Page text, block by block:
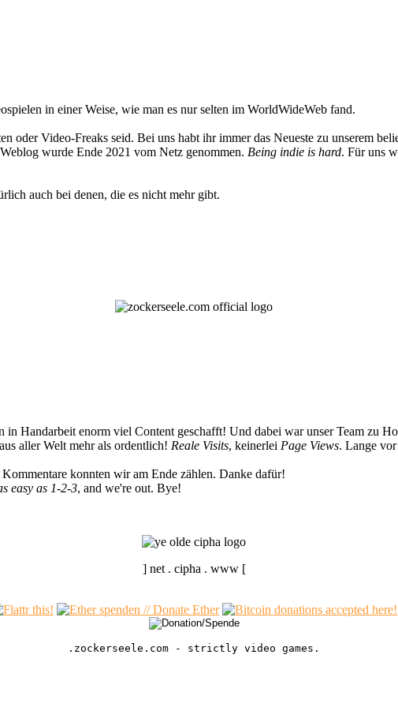
in einer Weise, wie man es nur selten im WorldWideWeb fand.
oder Video-Freaks seid. Bei uns habt ihr immer das Neueste zu unserem
wurde Ende 2021 vom Netz genommen. Being indie is hard. Für uns
auch bei denen, die es nicht mehr gibt.
Handarbeit enorm viel Content geschafft! Und dabei war unser Team zu
aller Welt mehr als ordentlich! Reale Visits, keinerlei Page Views. Lange
konnten wir am Ende zählen. Danke dafür!
easy as 1-2-3, and we're out. Bye!
] net . cipha . www [
.zockerseele.com - strictly video games.